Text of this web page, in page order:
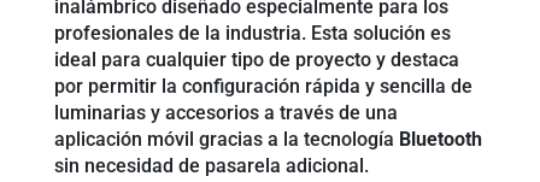
inalámbrico diseñado especialmente para los
profesionales de la industria. Esta solución es
ideal para cualquier tipo de proyecto y destaca
por permitir la configuración rápida y sencilla de
luminarias y accesorios a través de una
aplicación móvil gracias a la tecnología Bluetooth
sin necesidad de pasarela adicional.